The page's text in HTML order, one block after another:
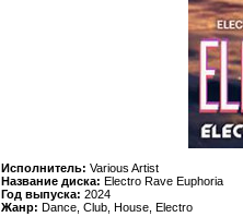
Исполнитель: Various Artist
Название диска: Electro Rave Euphoria
Год выпуска: 2024
Жанр: Dance, Club, House, Electro